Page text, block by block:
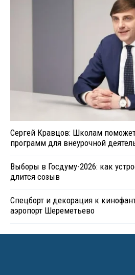
Сергей Кравцов: Школам
программ для внеурочной
Выборы в Госдуму-2026: как
длится созыв
Спецборт и декорация к
аэропорт Шереметьево